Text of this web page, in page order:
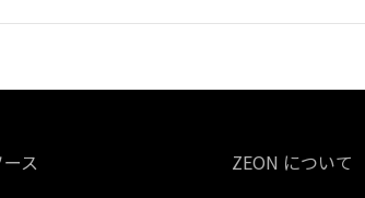
ス ZEON について